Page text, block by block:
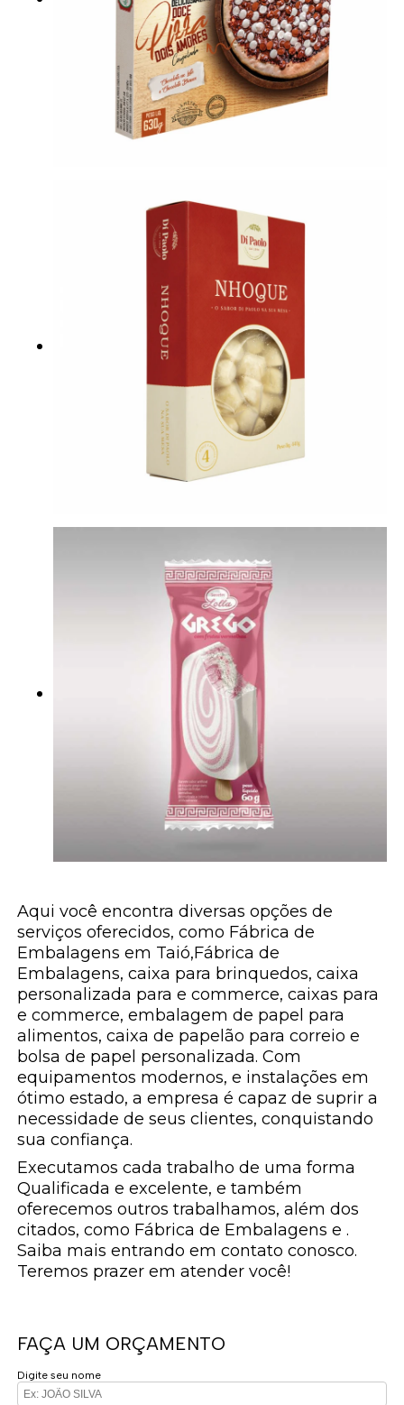
Aqui você encontra diversas opções de
serviços oferecidos, como Fábrica de
Embalagens em Taió,Fábrica de
Embalagens, caixa para brinquedos, caixa
personalizada para e commerce, caixas para
e commerce, embalagem de papel para
alimentos, caixa de papelão para correio e
bolsa de papel personalizada. Com
equipamentos modernos, e instalações em
ótimo estado, a empresa é capaz de suprir a
necessidade de seus clientes, conquistando
sua confiança.
Executamos cada trabalho de uma forma
Qualificada e excelente, e também
oferecemos outros trabalhamos, além dos
citados, como Fábrica de Embalagens e .
Saiba mais entrando em contato conosco.
Teremos prazer em atender você!
FAÇA UM ORÇAMENTO
Digite seu nome